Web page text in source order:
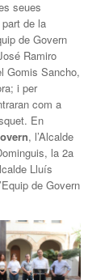
seues
de la
de Govern
Ramiro
Gomis Sancho,
i per
com a
En
, l’Alcalde
la 2a
Lluís
de Govern